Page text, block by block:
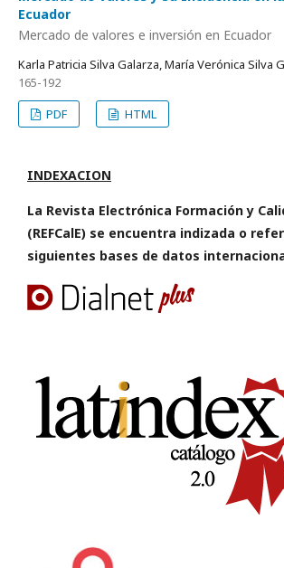
Ecuador
Mercado de valores e inversión en Ecuador
Karla Patricia Silva Galarza, María Verónica Silva
165-192
PDF
HTML
INDEXACION
La Revista Electrónica Formación y
(REFCalE) se encuentra indizada o
siguientes bases de datos